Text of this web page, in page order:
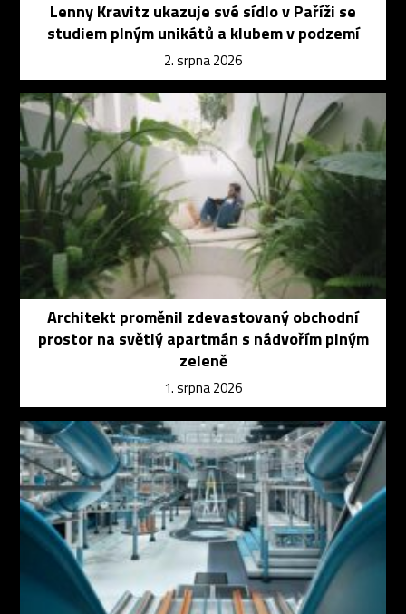
Lenny Kravitz ukazuje své sídlo v Paříži se
studiem plným unikátů a klubem v podzemí
2. srpna 2026
Architekt proměnil zdevastovaný obchodní
prostor na světlý apartmán s nádvořím plným
zeleně
1. srpna 2026